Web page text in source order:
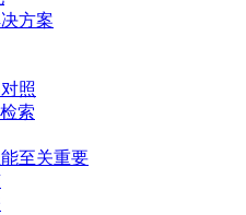
方案
照
索
至关重要